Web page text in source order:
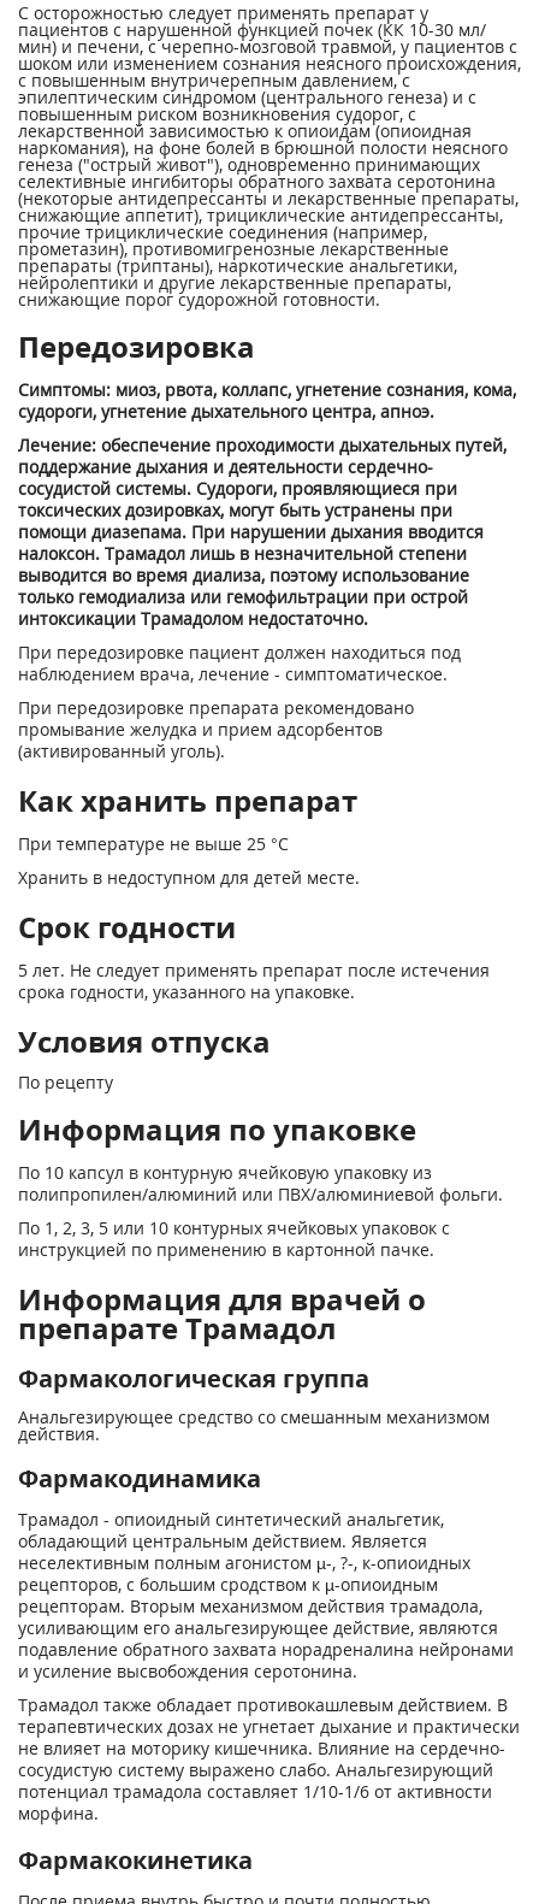
С осторожностью следует применять препарат у
пациентов с нарушенной функцией почек (КК 10-30 мл/
мин) и печени, с черепно-мозговой травмой, у пациентов с
шоком или изменением сознания неясного происхождения,
с повышенным внутричерепным давлением, с
эпилептическим синдромом (центрального генеза) и с
повышенным риском возникновения судорог, с
лекарственной зависимостью к опиоидам (опиоидная
наркомания), на фоне болей в брюшной полости неясного
генеза ("острый живот"), одновременно принимающих
селективные ингибиторы обратного захвата серотонина
(некоторые антидепрессанты и лекарственные препараты,
снижающие аппетит), трициклические антидепрессанты,
прочие трициклические соединения (например,
прометазин), противомигренозные лекарственные
препараты (триптаны), наркотические анальгетики,
нейролептики и другие лекарственные препараты,
снижающие порог судорожной готовности.
Передозировка
Симптомы: миоз, рвота, коллапс, угнетение сознания, кома,
судороги, угнетение дыхательного центра, апноэ.
Лечение: обеспечение проходимости дыхательных путей,
поддержание дыхания и деятельности сердечно-
сосудистой системы. Судороги, проявляющиеся при
токсических дозировках, могут быть устранены при
помощи диазепама. При нарушении дыхания вводится
налоксон. Трамадол лишь в незначительной степени
выводится во время диализа, поэтому использование
только гемодиализа или гемофильтрации при острой
интоксикации Трамадолом недостаточно.
При передозировке пациент должен находиться под
наблюдением врача, лечение - симптоматическое.
При передозировке препарата рекомендовано
промывание желудка и прием адсорбентов
(активированный уголь).
Как хранить препарат
При температуре не выше 25 °С
Хранить в недоступном для детей месте.
Срок годности
5 лет. Не следует применять препарат после истечения
срока годности, указанного на упаковке.
Условия отпуска
По рецепту
Информация по упаковке
По 10 капсул в контурную ячейковую упаковку из
полипропилен/алюминий или ПВХ/алюминиевой фольги.
По 1, 2, 3, 5 или 10 контурных ячейковых упаковок с
инструкцией по применению в картонной пачке.
Информация для врачей о
препарате Трамадол
Фармакологическая группа
Анальгезирующее средство со смешанным механизмом
действия.
Фармакодинамика
Трамадол - опиоидный синтетический анальгетик,
обладающий центральным действием. Является
неселективным полным агонистом µ-, ?-, к-опиоидных
рецепторов, с большим сродством к µ-опиоидным
рецепторам. Вторым механизмом действия трамадола,
усиливающим его анальгезирующее действие, являются
подавление обратного захвата норадреналина нейронами
и усиление высвобождения серотонина.
Трамадол также обладает противокашлевым действием. В
терапевтических дозах не угнетает дыхание и практически
не влияет на моторику кишечника. Влияние на сердечно-
сосудистую систему выражено слабо. Анальгезирующий
потенциал трамадола составляет 1/10-1/6 от активности
морфина.
Фармакокинетика